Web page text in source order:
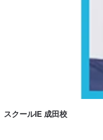
スクールIE 成田校